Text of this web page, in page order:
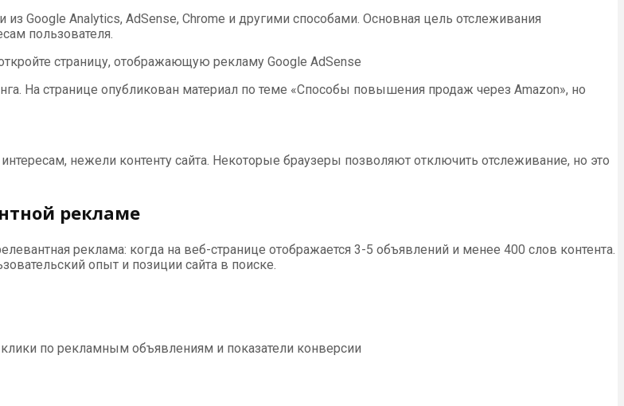
Google Analytics, AdSense, Chrome и другими способами. Основная цель отслеживания
пользователя.
страницу, отображающую рекламу Google AdSense
На странице опубликован материал по теме «Способы повышения продаж через Amazon», но
нежели контенту сайта. Некоторые браузеры позволяют отключить отслеживание, но это
рекламе
реклама: когда на веб-странице отображается 3-5 объявлений и менее 400 слов контента.
опыт и позиции сайта в поиске.
по рекламным объявлениям и показатели конверсии